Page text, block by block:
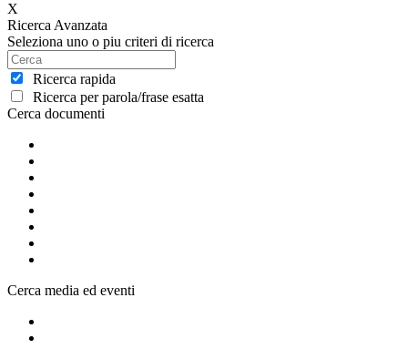
X
Ricerca Avanzata
Seleziona uno o piu criteri di ricerca
Ricerca rapida
Ricerca per parola/frase esatta
Cerca documenti
Cerca media ed eventi